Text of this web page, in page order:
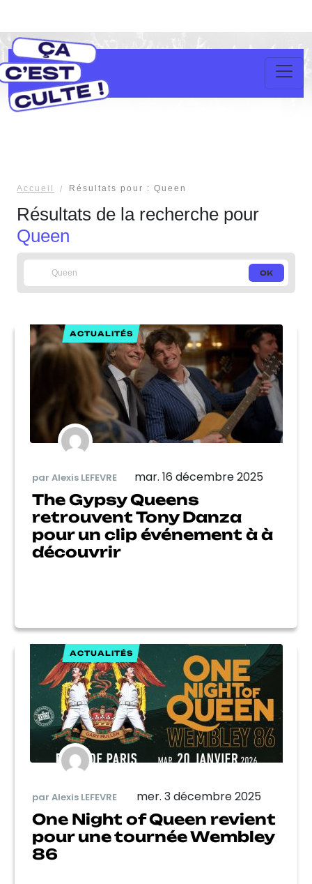
Accueil Résultats pour : Queen
Résultats de la recherche pour
Queen
ACTUALITÉS
par Alexis LEFEVRE mar. 16 décembre 2025
The Gypsy Queens
retrouvent Tony Danza
pour un clip événement à à
découvrir
ACTUALITÉS
par Alexis LEFEVRE mer. 3 décembre 2025
One Night of Queen revient
pour une tournée Wembley
86